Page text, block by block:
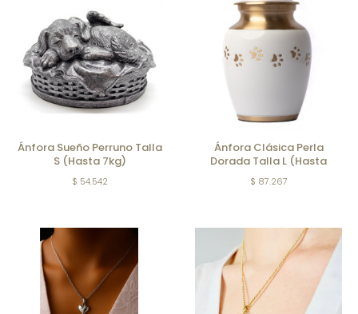
Ánfora Sueño Perruno Talla
S (Hasta 7kg)
$ 54.542
Ánfora Clásica Perla
Dorada Talla L (Hasta
35kg)
$ 87.267